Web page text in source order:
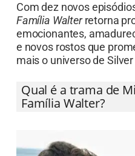
Com dez novos
Família Walterretorna
emocionantes,
e novos rostos que
mais o universo de Silver
Qual é a trama de
Família Walter?